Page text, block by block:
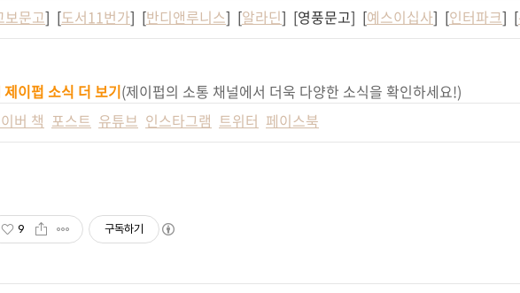
보문고] [도서11번가] [반디앤루니스] [알라딘] [영풍문고] [예스이십사] [인터파크] [
이펍 소식 더 보기(제이펍의 소통 채널에서 더욱 다양한 소식을 확인하세요!)
버 책 포스트 유튜브 인스타그램 트위터 페이스북
9 구독하기